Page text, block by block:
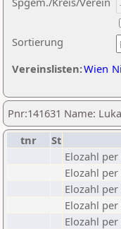
Sortierung
Vereinslisten:Wien
Pnr:141631 Name:
tnr
St
Elozahl per
Elozahl per
Elozahl per
Elozahl per
Elozahl per